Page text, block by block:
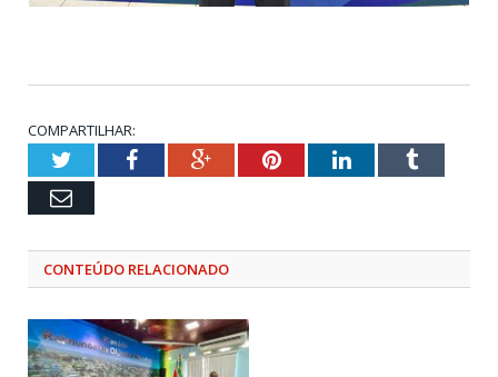
COMPARTILHAR:
TwitterFacebookGoogle+PinterestLinkedInTumblr
Email
CONTEÚDO RELACIONADO